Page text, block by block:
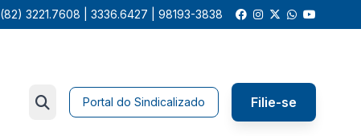
(82) 3221.7608 | 3336.6427 | 98193-3838
Portal do Sindicalizado Filie-se